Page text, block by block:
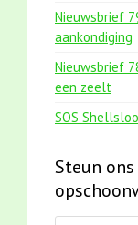
Nieuwsbrief
aankondiging
Nieuwsbrief
een zeelt
SOS
Steun